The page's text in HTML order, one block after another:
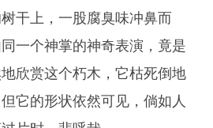
干上，一股腐臭味冲鼻而
一个神掌的神奇表演，竟是
欣赏这个朽木，它枯死倒地
它的形状依然可见，倘如人